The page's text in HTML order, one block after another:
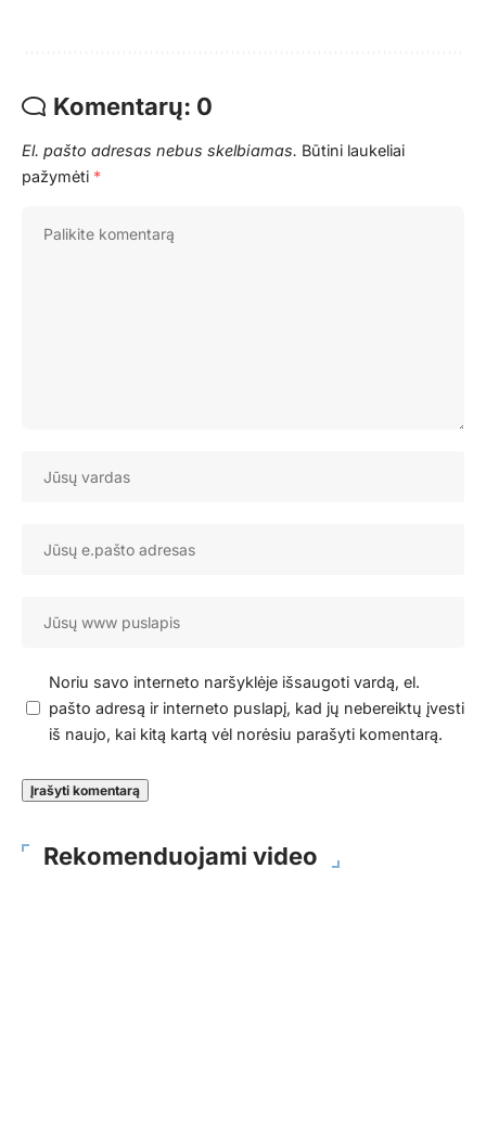
Komentarų: 0
El. pašto adresas nebus skelbiamas. Būtini laukeliai
pažymėti *
Noriu savo interneto naršyklėje išsaugoti vardą, el.
pašto adresą ir interneto puslapį, kad jų nebereiktų įvesti
iš naujo, kai kitą kartą vėl norėsiu parašyti komentarą.
Rekomenduojami video